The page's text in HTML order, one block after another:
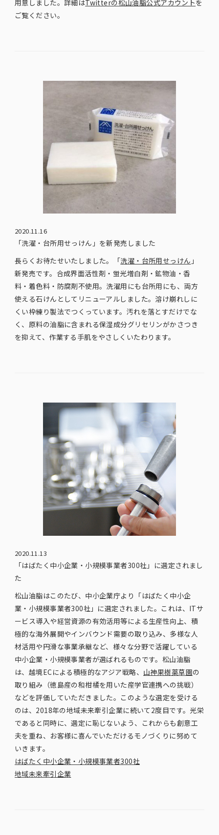
用意しました。詳細はTwitterの松山油脂公式アカウントを
ご覧ください。
2020.11.16
「洗濯・台所用せっけん」を新発売しました
長らくお待たせいたしました。「洗濯・台所用せっけん 」
新発売です。合成界面活性剤・蛍光増白剤・鉱物油・香
料・着色料・防腐剤不使用。洗濯用にも台所用にも、両方
使える石けんとしてリニューアルしました。溶け崩れしに
くい枠練り製法でつくっています。汚れを落とすだけでな
く、原料の油脂に含まれる保湿成分グリセリンがかさつき
を抑えて、作業する手肌をやさしくいたわります。
2020.11.13
「はばたく中小企業・小規模事業者300社」に選定されまし
た
松山油脂はこのたび、中小企業庁より「はばたく中小企
業・小規模事業者300社」に選定されました。これは、ITサ
ービス導入や経営資源の有効活用等による生産性向上、積
極的な海外展開やインバウンド需要の取り込み、多様な人
材活用や円滑な事業承継など、様々な分野で活躍している
中小企業・小規模事業者が選ばれるものです。松山油脂
は、越境ECによる積極的なアジア戦略、 山神果樹薬草園の
取り組み（徳島産の和柑橘を用いた産学官連携への挑戦）
などを評価していただきました。このような選定を受ける
のは、2018年の地域未来牽引企業に続いて2度目です。光栄
であると同時に、選定に恥じないよう、これからも創意工
夫を重ね、お客様に喜んでいただけるモノづくりに努めて
いきます。
はばたく中小企業・小規模事業者300社
地域未来牽引企業